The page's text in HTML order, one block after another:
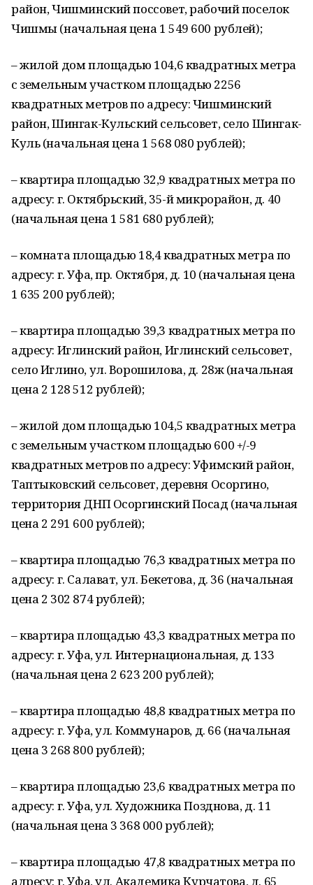
район, Чишминский поссовет, рабочий поселок
Чишмы (начальная цена 1 549 600 рублей);
– жилой дом площадью 104,6 квадратных метра
с земельным участком площадью 2256
квадратных метров по адресу: Чишминский
район, Шингак-Кульский сельсовет, село Шингак-
Куль (начальная цена 1 568 080 рублей);
– квартира площадью 32,9 квадратных метра по
адресу: г. Октябрьский, 35-й микрорайон, д. 40
(начальная цена 1 581 680 рублей);
– комната площадью 18,4 квадратных метра по
адресу: г. Уфа, пр. Октября, д. 10 (начальная цена
1 635 200 рублей);
– квартира площадью 39,3 квадратных метра по
адресу: Иглинский район, Иглинский сельсовет,
село Иглино, ул. Ворошилова, д. 28ж (начальная
цена 2 128 512 рублей);
– жилой дом площадью 104,5 квадратных метра
с земельным участком площадью 600 +/-9
квадратных метров по адресу: Уфимский район,
Таптыковский сельсовет, деревня Осоргино,
территория ДНП Осоргинский Посад (начальная
цена 2 291 600 рублей);
– квартира площадью 76,3 квадратных метра по
адресу: г. Салават, ул. Бекетова, д. 36 (начальная
цена 2 302 874 рублей);
– квартира площадью 43,3 квадратных метра по
адресу: г. Уфа, ул. Интернациональная, д. 133
(начальная цена 2 623 200 рублей);
– квартира площадью 48,8 квадратных метра по
адресу: г. Уфа, ул. Коммунаров, д. 66 (начальная
цена 3 268 800 рублей);
– квартира площадью 23,6 квадратных метра по
адресу: г. Уфа, ул. Художника Позднова, д. 11
(начальная цена 3 368 000 рублей);
– квартира площадью 47,8 квадратных метра по
адресу: г. Уфа, ул. Академика Курчатова, д. 65